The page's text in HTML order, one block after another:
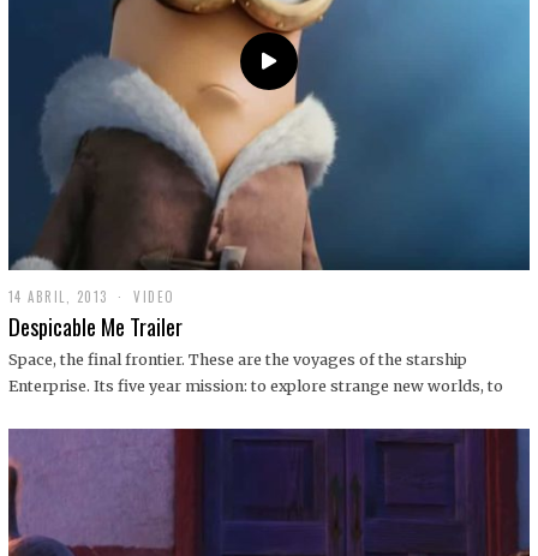
14 ABRIL, 2013
9
D
C
I
1
VIDEO
Despicable Me Trailer
Space, the final frontier. These are the voyages of the starship
Enterprise. Its five year mission: to explore strange new worlds, to